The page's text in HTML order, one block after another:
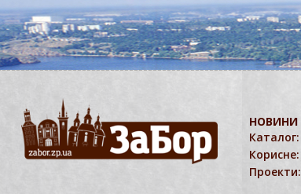
НОВИНИ
Каталог:
Корисне:
Проекти: